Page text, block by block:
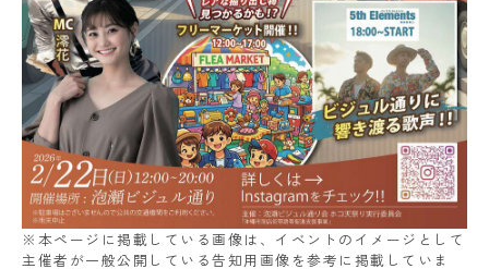
※本ページに掲載している画像は、イベントのイメージとして
主催者が一般公開している告知用画像を参考に掲載していま